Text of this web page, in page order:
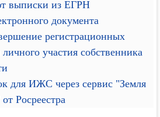
выписки из ЕГРН
документа
регистрационных
участия собственника
для ИЖС через сервис "Земля
Росреестра